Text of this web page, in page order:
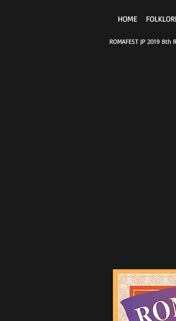
HOME
ROMAFEST JP 2019 8th